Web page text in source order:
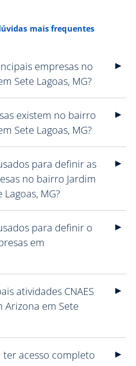
mais frequentes
empresas no
Sete Lagoas, MG?
existem no bairro
Sete Lagoas, MG?
para definir as
no bairro Jardim
MG?
para definir o
em
atividades CNAES
Arizona em Sete
ter acesso completo